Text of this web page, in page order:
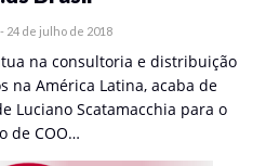
- 24 de julho de 2018
na consultoria e distribuição
na América Latina, acaba de
Luciano Scatamacchia para o
de COO…